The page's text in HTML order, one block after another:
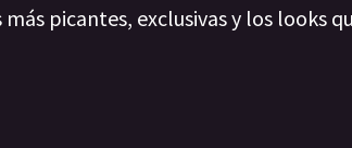
picantes, exclusivas y los looks